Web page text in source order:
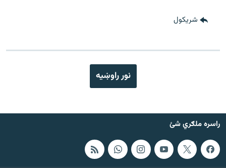
شريکول
نور راوښيه
راسره ملګري شئ